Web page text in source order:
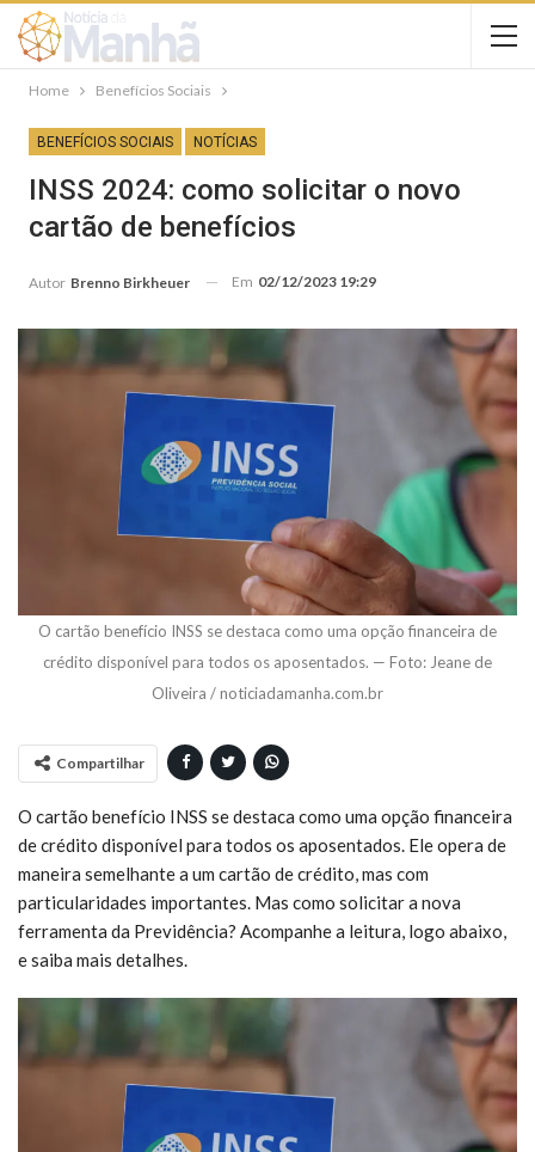
Home Benefícios Sociais
BENEFÍCIOS SOCIAIS NOTÍCIAS
INSS 2024: como solicitar o novo
cartão de benefícios
Autor Brenno Birkheuer Em 02/12/2023 19:29
O cartão benefício INSS se destaca como uma opção financeira de
crédito disponível para todos os aposentados. — Foto: Jeane de
Oliveira / noticiadamanha.com.br
Compartilhar
O cartão benefício INSS se destaca como uma opção financeira
de crédito disponível para todos os aposentados. Ele opera de
maneira semelhante a um cartão de crédito, mas com
particularidades importantes. Mas como solicitar a nova
ferramenta da Previdência? Acompanhe a leitura, logo abaixo,
e saiba mais detalhes.